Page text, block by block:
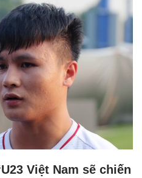
Việt Nam sẽ chiến